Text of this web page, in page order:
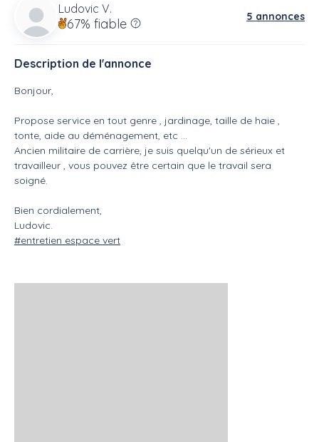
Ludovic V.
67% fiable 5 annonces
Description de l'annonce
Bonjour,
Propose service en tout genre , jardinage, taille de haie ,
tonte, aide au déménagement, etc ...
Ancien militaire de carrière, je suis quelqu'un de sérieux et
travailleur , vous pouvez être certain que le travail sera
soigné.
Bien cordialement,
Ludovic.
#entretien espace vert